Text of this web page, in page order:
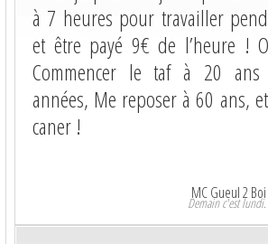
à 7 heures pour travailler
et être payé 9€ de l’heure !
Commencer le taf à 20
années, Me reposer à 60 ans,
caner !
MC Gueul 2 Boi
Demain c'est lundi.